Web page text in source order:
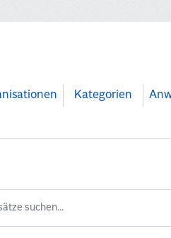
Kategorien